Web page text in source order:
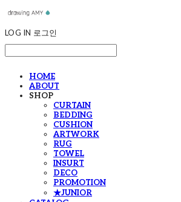
LOG IN 로그인
HOME
ABOUT
SHOP
CURTAIN
BEDDING
CUSHION
ARTWORK
RUG
TOWEL
INSURT
DECO
PROMOTION
★JUNIOR